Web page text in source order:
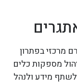
מרכזי בפתרון
מספקות כלים
מידע ולנהל